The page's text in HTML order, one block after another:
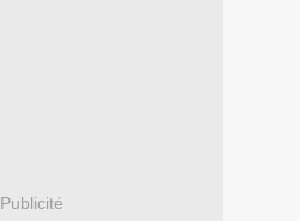
Publicité